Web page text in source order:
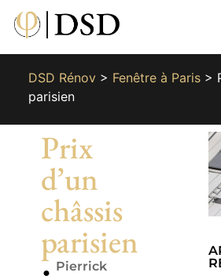
DSD Rénov> Fenêtre à Paris>
parisien
Prix
d’un
châssis
parisien
Pierrick